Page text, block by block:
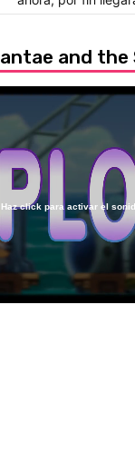
and the
Unmute /
:
Haz click para activar el